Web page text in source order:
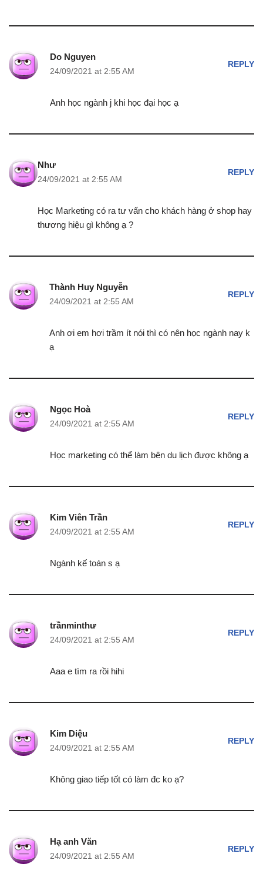
Do Nguyen
24/09/2021 at 2:55 AM
REPLY
Anh học ngành j khi học đại học ạ
Như
24/09/2021 at 2:55 AM
REPLY
Học Marketing có ra tư vấn cho khách hàng ở shop hay
thương hiệu gì không ạ ?
Thành Huy Nguyễn
24/09/2021 at 2:55 AM
REPLY
Anh ơi em hơi trầm ít nói thì có nên học ngành nay k
ạ
Ngọc Hoà
24/09/2021 at 2:55 AM
REPLY
Học marketing có thể làm bên du lịch được không ạ
Kim Viên Trần
24/09/2021 at 2:55 AM
REPLY
Ngành kế toán s ạ
trầnminthư
24/09/2021 at 2:55 AM
REPLY
Aaa e tìm ra rồi hihi
Kim Diệu
24/09/2021 at 2:55 AM
REPLY
Không giao tiếp tốt có làm đc ko ạ?
Hạ anh Văn
24/09/2021 at 2:55 AM
REPLY